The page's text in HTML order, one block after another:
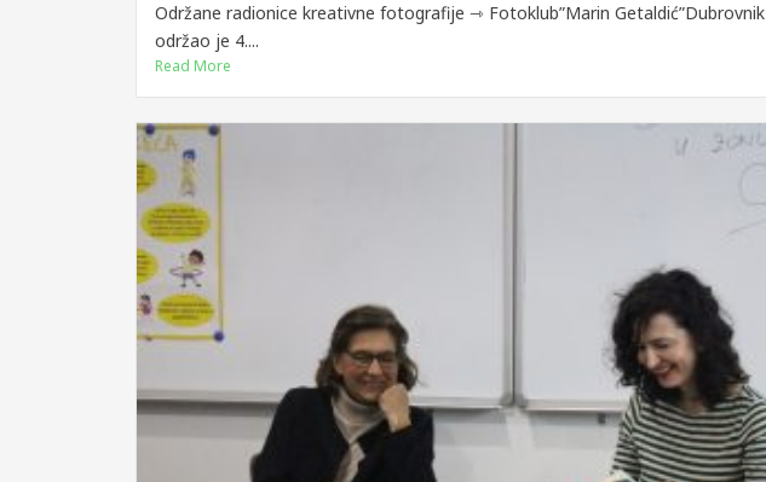
Održane radionice kreativne fotografije ⇾ Fotoklub”Marin Getaldić”Dubrovnik
održao je 4....
Read More